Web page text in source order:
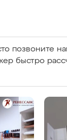
позвоните
быстро